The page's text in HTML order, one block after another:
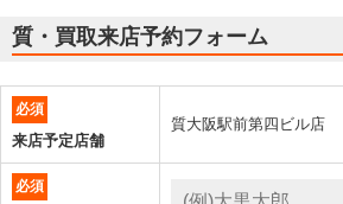
質・買取来店予約フォーム
必須
来店予定店舗
質大阪駅前第四ビル店
必須